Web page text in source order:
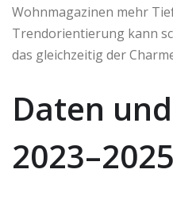
Wohnmagazinen mehr
Trendorientierung kann
das gleichzeitig der
Daten
2023–2025